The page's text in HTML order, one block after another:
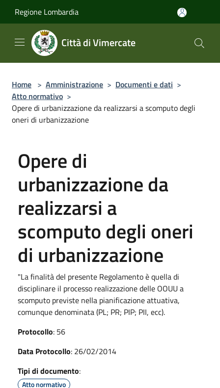
Regione Lombardia
Città di Vimercate
Home > Amministrazione > Documenti e dati >
Atto normativo >
Opere di urbanizzazione da realizzarsi a scomputo degli
oneri di urbanizzazione
Opere di
urbanizzazione da
realizzarsi a
scomputo degli oneri
di urbanizzazione
"La finalità del presente Regolamento è quella di
disciplinare il processo realizzazione delle OOUU a
scomputo previste nella pianificazione attuativa,
comunque denominata (PL; PR; PIP; PII, ecc).
Protocollo: 56
Data Protocollo: 26/02/2014
Tipi di documento:
Atto normativo